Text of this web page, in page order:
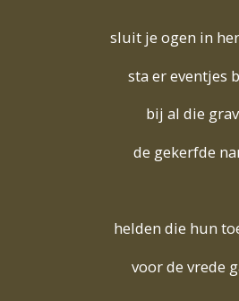
sluit je ogen in
sta er eventjes
bij al die
de gekerfde
helden die hun
voor de vrede